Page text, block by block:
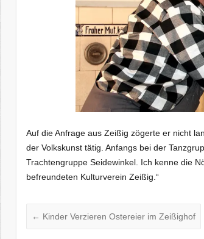
Auf die Anfrage aus Zeißig zögerte er nicht
der Volkskunst tätig. Anfangs bei der
Trachtengruppe Seidewinkel. Ich kenne die
befreundeten Kulturverein Zeißig.“
← Kinder Verzieren Ostereier im Zeißighof